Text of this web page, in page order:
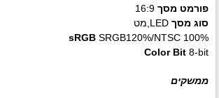
פורמט מסך 16:9
סוג מסך LED,מט
sRGB SRGB120%/NTSC 100%
Color Bit 8-bit
ממשקים